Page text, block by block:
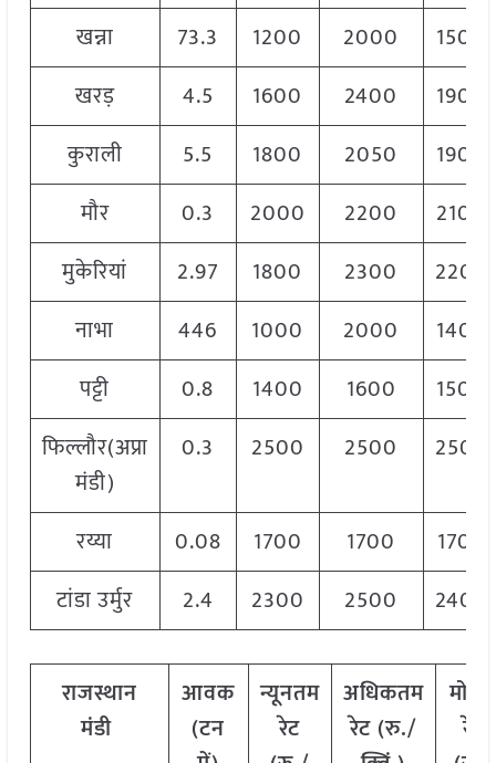
खन्ना 73.3 1200 2000
1500
खरड़
4.5 1600 2400
1900
कुराली
5.5 1800 2050
1900
मौर
0.3 2000 2200
2100
मुकेरियां
2.97 1800 2300
2200
नाभा
446 1000 2000
1400
पट्टी
0.8 1400 1600
1500
फिल्लौर(अप्रा
मंडी)
0.3 2500 2500 2500
रय्या 0.08 1700 1700
1700
टांडा उर्मुर
2.4 2300 2500 2400
राजस्थान
मंडी
आवक
(टन
न्यूनतम
रेट
अधिकतम
रेट (रु./
मोडल
रेट